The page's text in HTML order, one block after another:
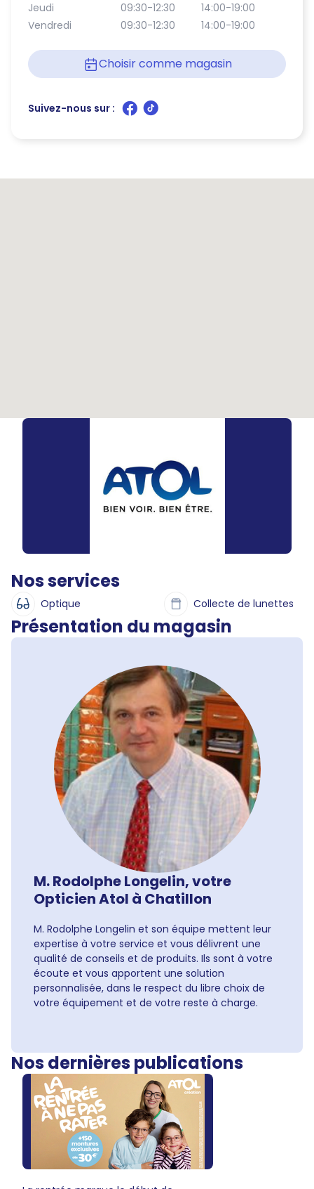
Jeudi
09:30-12:30
14:00-19:00
Vendredi
09:30-12:30 14:00-19:00
Choisir comme magasin
Suivez-nous sur :
Nos services
Optique Collecte de lunettes
Présentation du magasin
M. Rodolphe Longelin, votre
Opticien Atol à Chatillon
M. Rodolphe Longelin et son équipe mettent leur
expertise à votre service et vous délivrent une
qualité de conseils et de produits. Ils sont à votre
écoute et vous apportent une solution
personnalisée, dans le respect du libre choix de
votre équipement et de votre reste à charge.
Nos dernières publications